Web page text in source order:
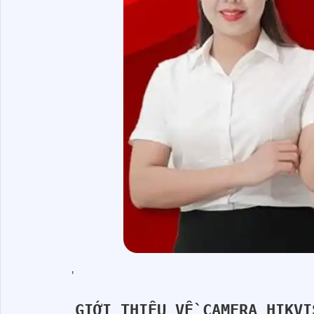
'
GIỚI THIỆU VỀ CAMERA